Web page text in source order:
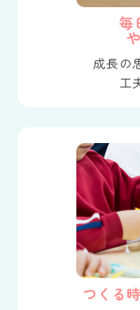
毎
成長の
工
つくる